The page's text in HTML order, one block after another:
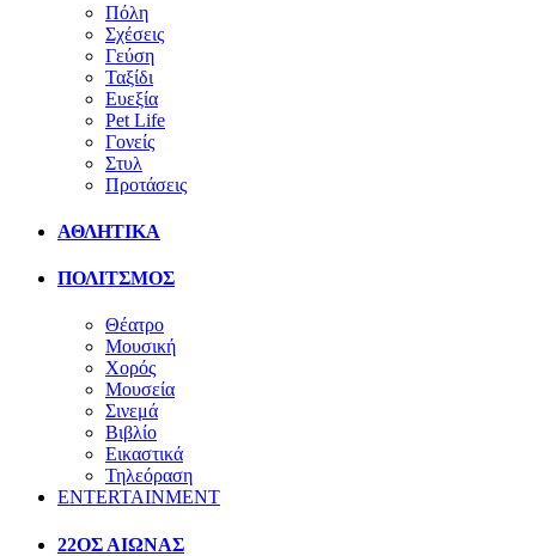
Πόλη
Σχέσεις
Γεύση
Ταξίδι
Ευεξία
Pet Life
Γονείς
Στυλ
Προτάσεις
ΑΘΛΗΤΙΚΑ
ΠΟΛΙΤΣΜΟΣ
Θέατρο
Μουσική
Χορός
Μουσεία
Σινεμά
Βιβλίο
Εικαστικά
Τηλεόραση
ENTERTAINMENT
22ΟΣ ΑΙΩΝΑΣ